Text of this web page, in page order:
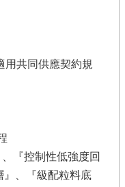
用共同供應契約規
『控制性低強度回
』、『級配粒料底